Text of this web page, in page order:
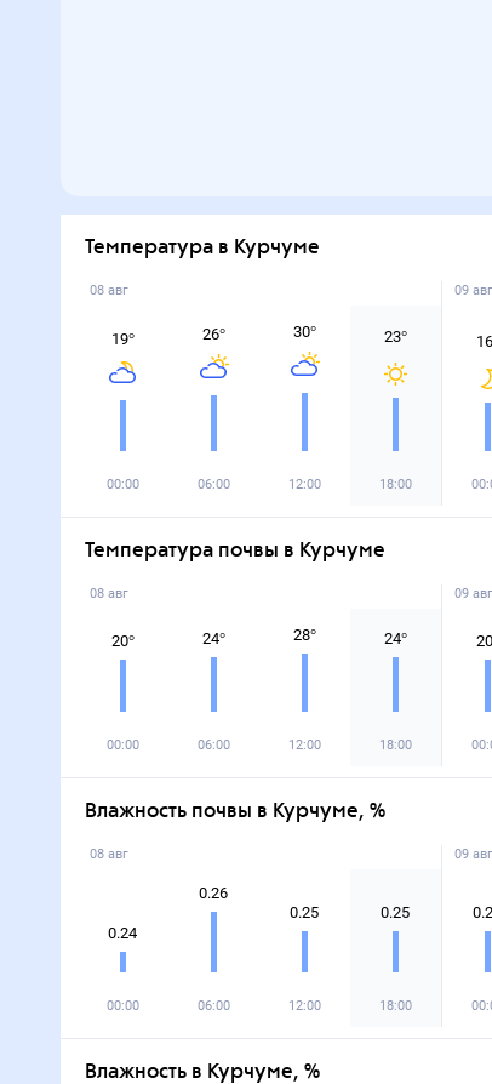
Температура в Курчуме
08 авг
19°
00:00
26°
06:00
30°
12:00
23°
18:00
09 авг
16
Температура почвы в Курчуме
08 авг
20°
00:00
24°
06:00
28°
12:00
24°
18:00
09 авг
20
Влажность почвы в Курчуме, %
08 авг
0.24
00:00
0.26
06:00
0.25
12:00
0.25
18:00
09 авг
Влажность в Курчуме, %